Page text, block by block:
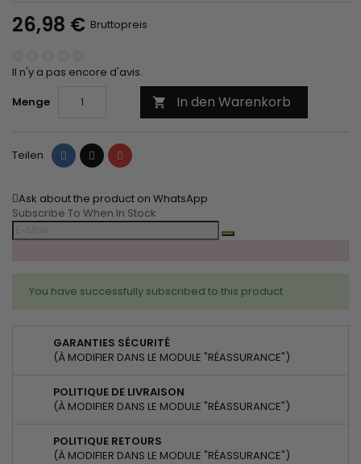
26,98 € Bruttopreis
Il n'y a pas encore d'avis.
Menge
 In den Warenkorb
Teilen Teilen Tweet Pinterest
Ask about the product on WhatsApp
Subscribe To When In Stock
You have successfully subscribed to this product
GARANTIES SÉCURITÉ
(À MODIFIER DANS LE MODULE "RÉASSURANCE")
POLITIQUE DE LIVRAISON
(À MODIFIER DANS LE MODULE "RÉASSURANCE")
POLITIQUE RETOURS
(À MODIFIER DANS LE MODULE "RÉASSURANCE")